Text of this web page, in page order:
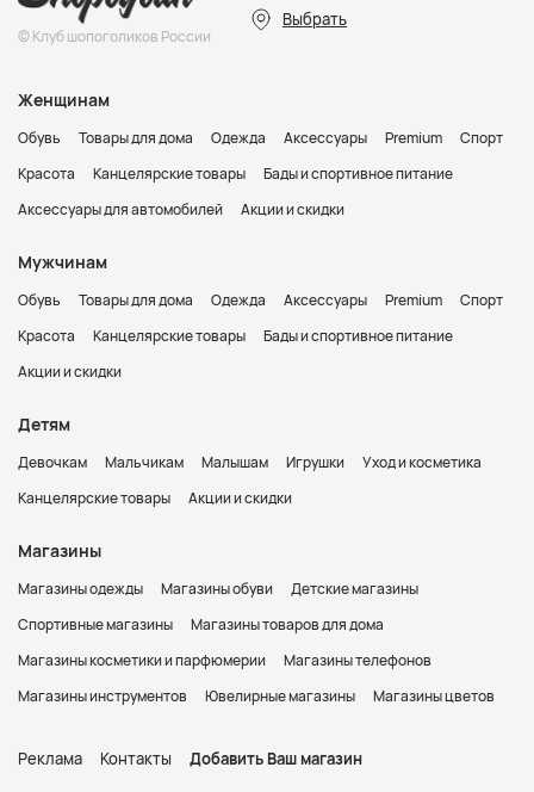
© Клуб шопоголиков России
Выбрать
Женщинам
Обувь Товары для дома Одежда Аксессуары Premium
Спорт
Красота
Канцелярские товары
Бады и спортивное питание
Аксессуары для автомобилей
Акции и скидки
Мужчинам
Обувь Товары для дома Одежда Аксессуары Premium
Спорт
Красота
Канцелярские товары
Бады и спортивное питание
Акции и скидки
Детям
Девочкам Мальчикам Малышам Игрушки
Уход и косметика
Канцелярские товары
Акции и скидки
Магазины
Магазины одежды Магазины обуви
Детские магазины
Спортивные магазины
Магазины товаров для дома
Магазины косметики и парфюмерии
Магазины телефонов
Магазины инструментов
Ювелирные магазины Магазины цветов
Реклама Контакты Добавить Ваш магазин